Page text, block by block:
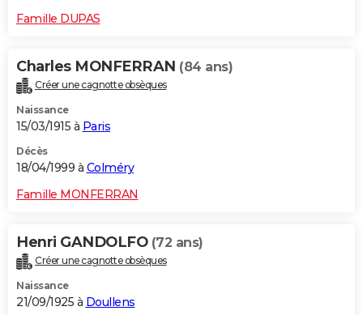
Famille DUPAS
Charles MONFERRAN (84 ans)
Créer une cagnotte obsèques
Naissance
15/03/1915 à Paris
Décès
18/04/1999 à Colméry
Famille MONFERRAN
Henri GANDOLFO (72 ans)
Créer une cagnotte obsèques
Naissance
21/09/1925 à Doullens